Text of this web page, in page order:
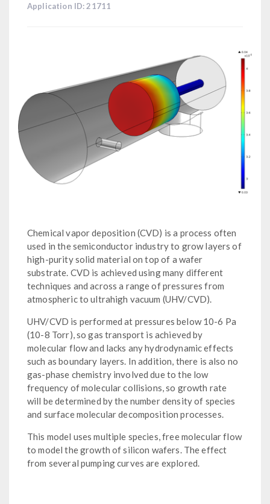
Application ID: 21711
Chemical vapor deposition (CVD) is a process often
used in the semiconductor industry to grow layers of
high-purity solid material on top of a wafer
substrate. CVD is achieved using many different
techniques and across a range of pressures from
atmospheric to ultrahigh vacuum (UHV/CVD).
UHV/CVD is performed at pressures below 10-6 Pa
(10-8 Torr), so gas transport is achieved by
molecular flow and lacks any hydrodynamic effects
such as boundary layers. In addition, there is also no
gas-phase chemistry involved due to the low
frequency of molecular collisions, so growth rate
will be determined by the number density of species
and surface molecular decomposition processes.
This model uses multiple species, free molecular flow
to model the growth of silicon wafers. The effect
from several pumping curves are explored.